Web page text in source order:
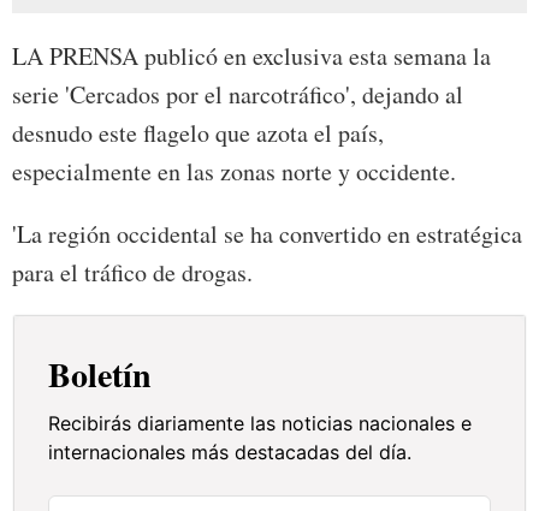
LA PRENSA publicó en exclusiva esta semana la
serie 'Cercados por el narcotráfico', dejando al
desnudo este flagelo que azota el país,
especialmente en las zonas norte y occidente.
'La región occidental se ha convertido en estratégica
para el tráfico de drogas.
Boletín
Recibirás diariamente las noticias nacionales e
internacionales más destacadas del día.